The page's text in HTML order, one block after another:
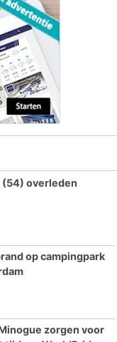
(54) overleden
op campingpark
zorgen voor